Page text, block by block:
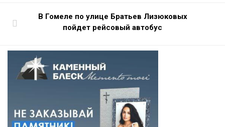
В Гомеле по улице Братьев Лизюковых
пойдет рейсовый автобус